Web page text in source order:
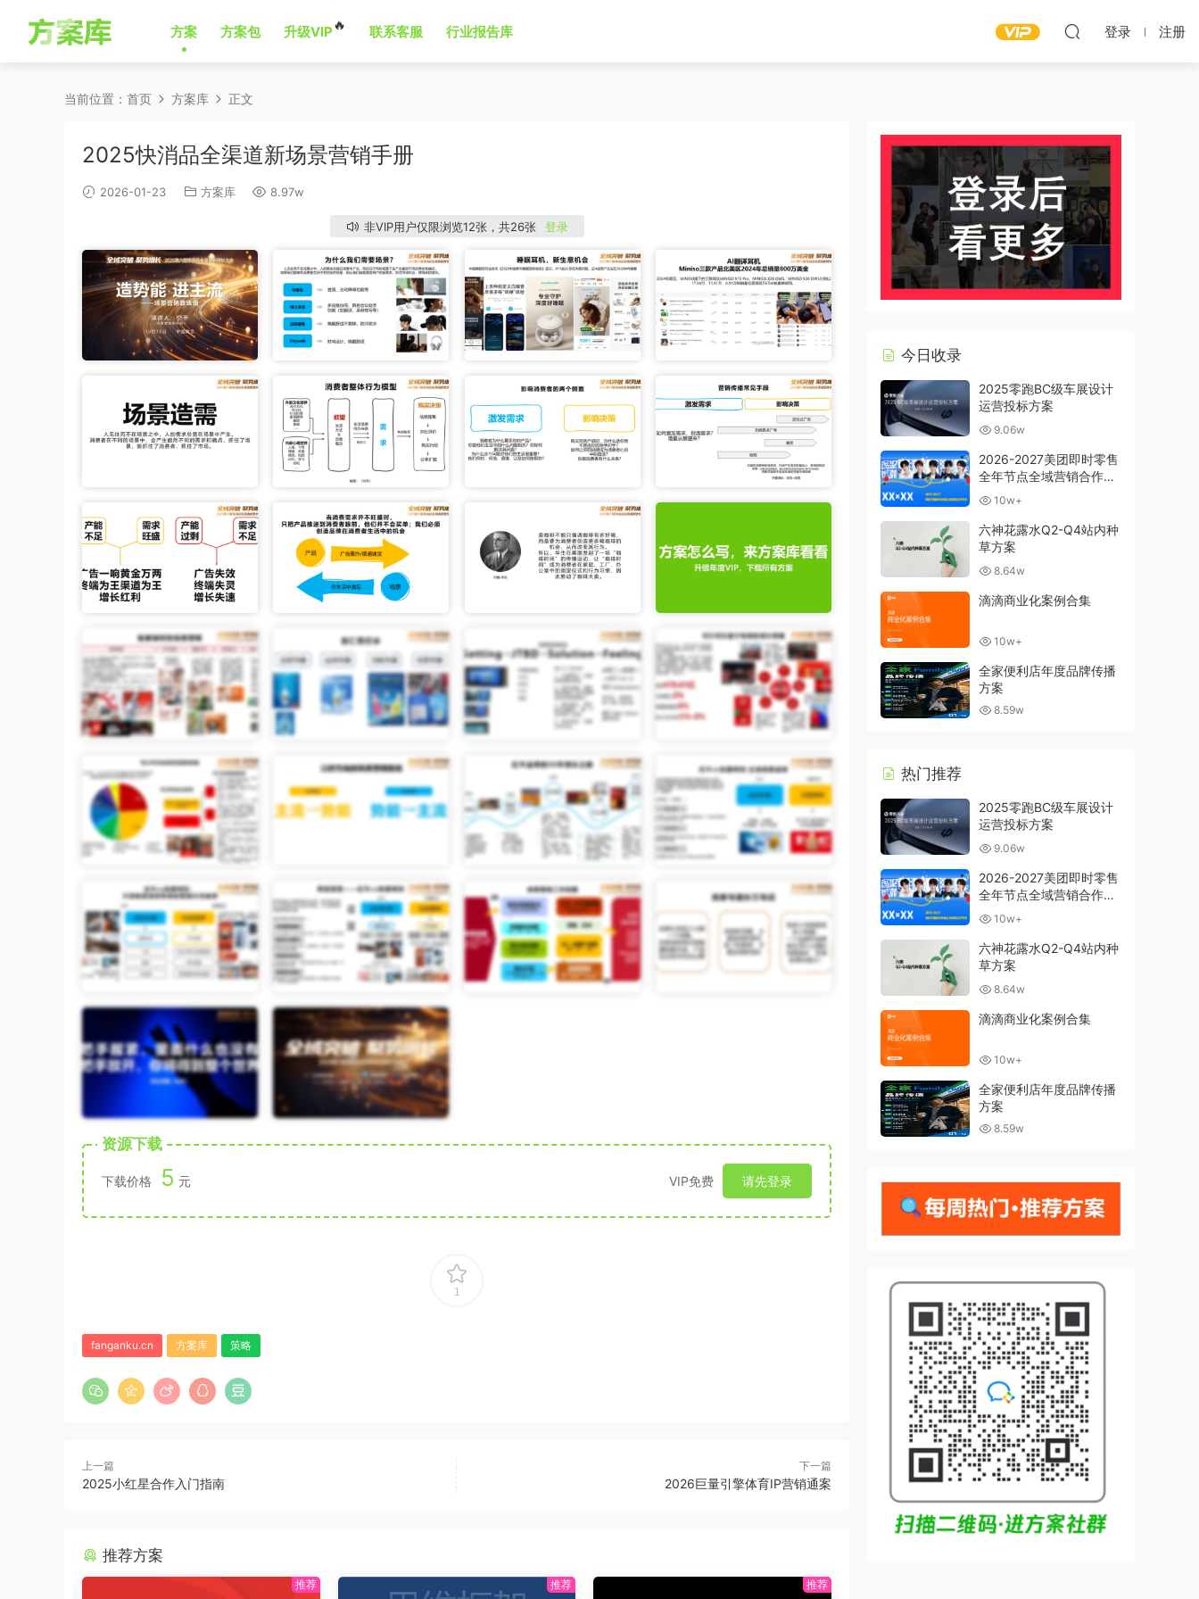
方案 方案包 升级VIP🔥 联系客服 行业报告库 登录 注册
当前位置： 首页 方案库 正文
2025快消品全渠道新场景营销手册
2026-01-23 方案库 8.97w
非VIP用户仅限浏览12张，共26张 登录
资源下载
下载价格 5 元 VIP免费 请先登录
1
fanganku.cn 方案库 策略
上一篇
2025小红星合作入门指南
下一篇
2026巨量引擎体育IP营销通案
推荐方案
今日收录
2025零跑BC级车展设计
运营投标方案
9.06w
2026-2027美团即时零售
全年节点全域营销合作方
案 10w+
六神花露水Q2-Q4站内种
草方案
8.64w
滴滴商业化案例合集
10w+
全家便利店年度品牌传播
方案
8.59w
热门推荐
2025零跑BC级车展设计
运营投标方案
9.06w
2026-2027美团即时零售
全年节点全域营销合作方
案 10w+
六神花露水Q2-Q4站内种
草方案
8.64w
滴滴商业化案例合集
10w+
全家便利店年度品牌传播
方案
8.59w